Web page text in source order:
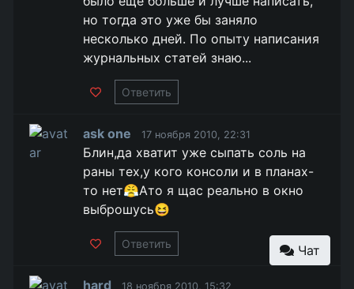
но тогда это уже бы заняло
несколько дней. По опыту написания
журнальных статей знаю...
Ответить
ask one 17 ноября 2010, 22:31
Блин,да хватит уже сыпать соль на
раны тех,у кого консоли и в планах-
то нет😤Ато я щас реально в окно
выброшусь😆
Ответить
hard 18 ноября 2010, 15:32
Чат